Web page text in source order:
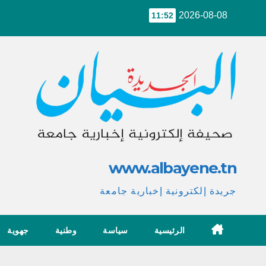
2026-08-08
11:52
www.albayene.tn
جريدة إلكترونية إخبارية جامعة
الرئيسية سياسة وطنية جهوية